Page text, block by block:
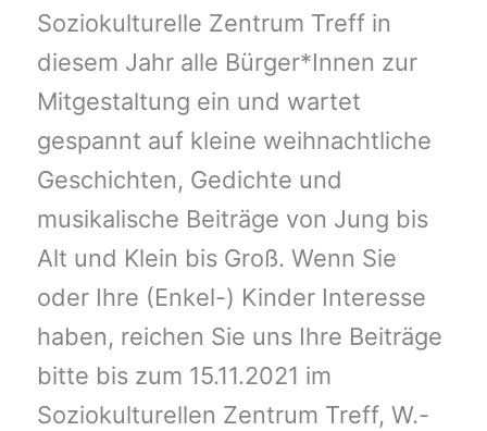
Soziokulturelle Zentrum Treff in
diesem Jahr alle Bürger*Innen zur
Mitgestaltung ein und wartet
gespannt auf kleine weihnachtliche
Geschichten, Gedichte und
musikalische Beiträge von Jung bis
Alt und Klein bis Groß. Wenn Sie
oder Ihre (Enkel-) Kinder Interesse
haben, reichen Sie uns Ihre Beiträge
bitte bis zum 15.11.2021 im
Soziokulturellen Zentrum Treff, W.-